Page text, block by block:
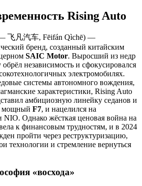
Rising Auto
飞凡汽车, Fēifán Qìchē) —
бренд, созданный китайским
SAIC Motor. Выросший из недр
независимость и сфокусировался
электромобилях.
системы автономного вождения,
характеристики, Rising Auto
амбициозную линейку седанов и
мощный F7, и нацелился на
NIO. Однако жёсткая ценовая война на
к финансовым трудностям, и в 2024
пройти через реструктуризацию,
технологии и стремление вернуться
«восхода»